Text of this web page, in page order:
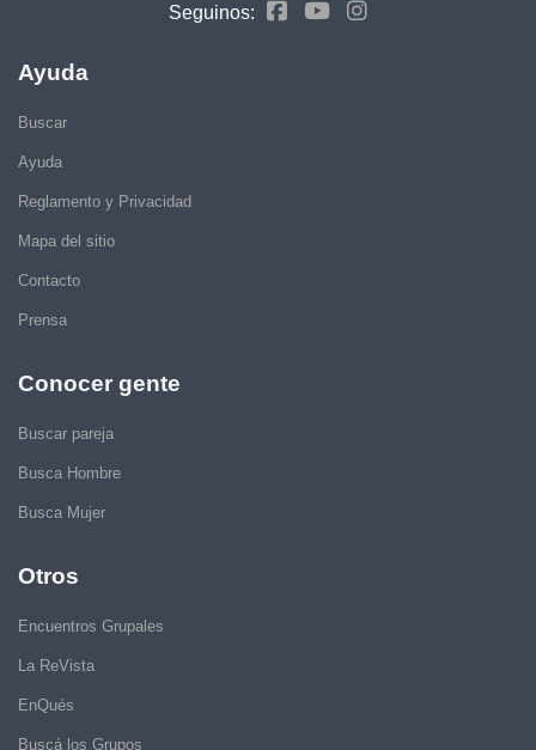
Seguinos:
Ayuda
Buscar
Ayuda
Reglamento y Privacidad
Mapa del sitio
Contacto
Prensa
Conocer gente
Buscar pareja
Busca Hombre
Busca Mujer
Otros
Encuentros Grupales
La ReVista
EnQués
Buscá los Grupos